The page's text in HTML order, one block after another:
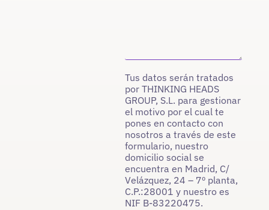
Tus datos serán tratados
por THINKING HEADS
GROUP, S.L. para gestionar
el motivo por el cual te
pones en contacto con
nosotros a través de este
formulario, nuestro
domicilio social se
encuentra en Madrid, C/
Velázquez, 24 – 7º planta,
C.P.:28001 y nuestro es
NIF B-83220475.